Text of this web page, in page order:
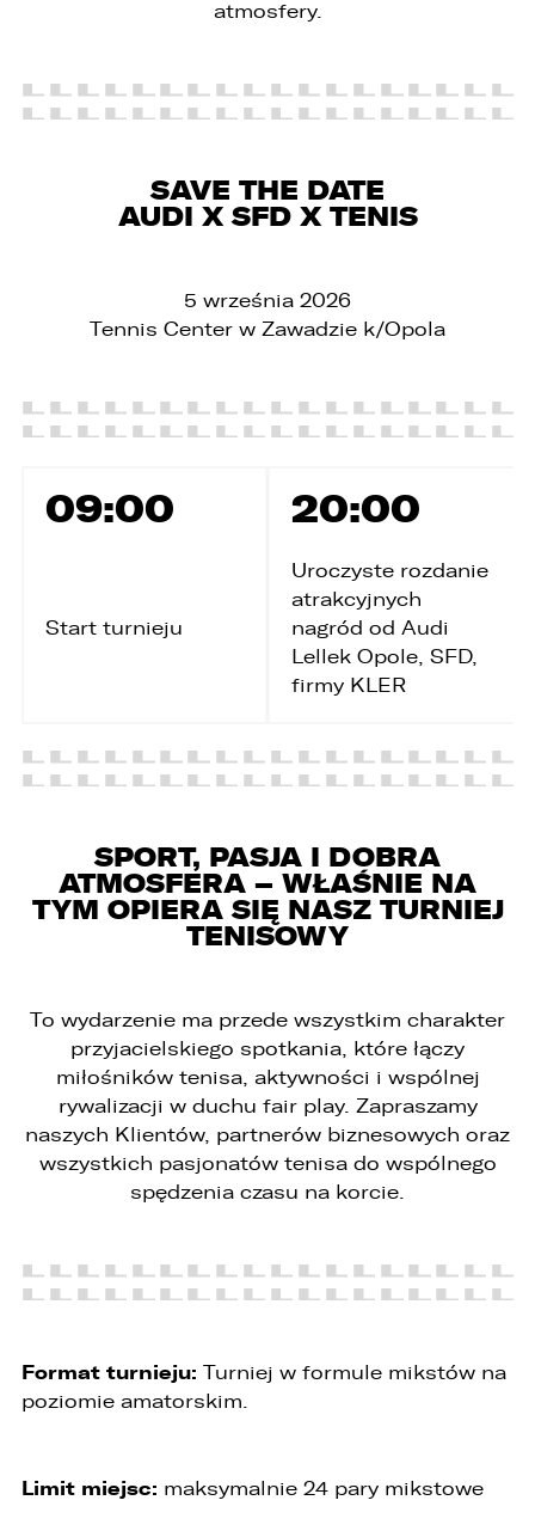
atmosfery.
SAVE THE DATE
AUDI X SFD X TENIS
5 września 2026
Tennis Center w Zawadzie k/Opola
09:00
Start turnieju
20:00
Uroczyste rozdanie
atrakcyjnych
nagród od Audi
Lellek Opole, SFD,
firmy KLER
SPORT, PASJA I DOBRA
ATMOSFERA – WŁAŚNIE NA
TYM OPIERA SIĘ NASZ TURNIEJ
TENISOWY
To wydarzenie ma przede wszystkim charakter
przyjacielskiego spotkania, które łączy
miłośników tenisa, aktywności i wspólnej
rywalizacji w duchu fair play. Zapraszamy
naszych Klientów, partnerów biznesowych oraz
wszystkich pasjonatów tenisa do wspólnego
spędzenia czasu na korcie.
Format turnieju: Turniej w formule mikstów na
poziomie amatorskim.
Limit miejsc: maksymalnie 24 pary mikstowe
W porównywarce mogą znajdować się
jednocześnie trzy samochody.
Audi Q7 45 TDI quattro.
ZASTĄP
ZASTĄP
ZASTĄP
Wybierz gdzie chcesz udostępnić ofertę.